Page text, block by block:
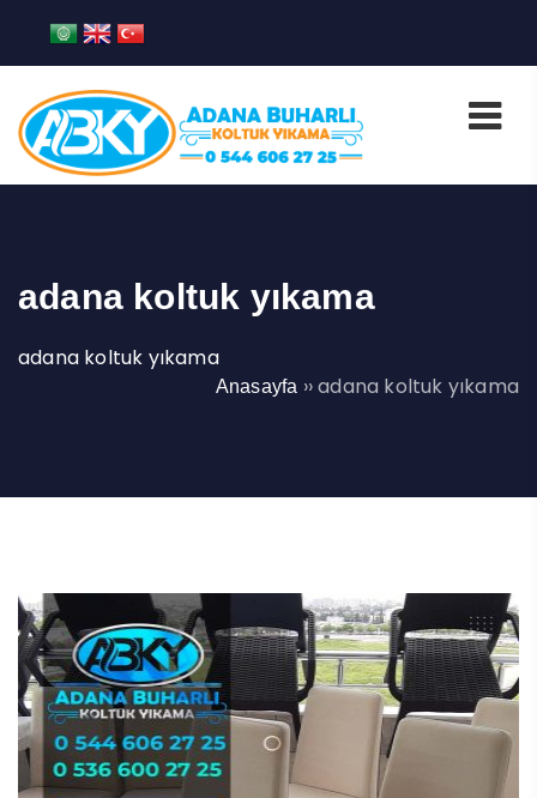
adana koltuk yıkama
adana koltuk yıkama
Anasayfa ››adana koltuk yıkama